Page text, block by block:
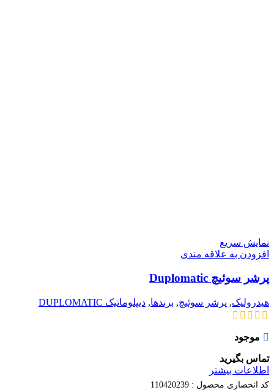
نمایش سریع
افزودن به علاقه مندی
پرشر سوئیچ Duplomatic
هیدرولیک, پرشر سوئیچ, برندها, دیپلوماتیک DUPLOMATIC
موجود
تماس بگیرید
اطلاعات بیشتر
کد انحصاری محصول : 110420239